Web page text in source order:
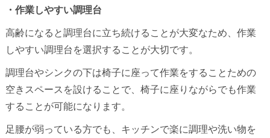
・作業しやすい調理台
高齢になると調理台に立ち続けることが大変なため、作業
しやすい調理台を選択することが大切です。
調理台やシンクの下は椅子に座って作業をすることための
空きスペースを設けることで、椅子に座りながらでも作業
することが可能になります。
足腰が弱っている方でも、キッチンで楽に調理や洗い物を